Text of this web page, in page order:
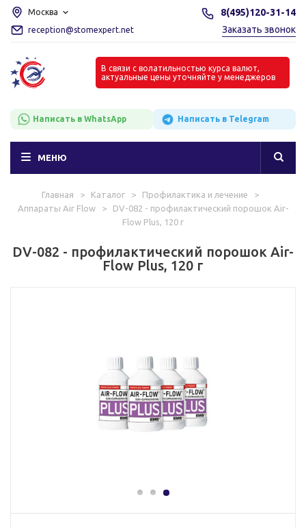
Москва
reception@stomexpert.net
8(495)120-31-14
Заказать звонок
В связи с волатильностью курса валют,
актуальные цены уточняйте у менеджеров
Написать в WhatsApp Написать в Telegram
МЕНЮ
Главная > Каталог > Профилактика и лечение
>
Аппараты Air Flow
>
DV-082 - профилактический порошок Air-
Flow Plus, 120 г
DV-082 - профилактический порошок Air-
Flow Plus, 120 г